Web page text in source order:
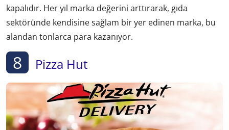
kapalıdır. Her yıl marka değerini arttırarak, gıda
sektöründe kendisine sağlam bir yer edinen marka, bu
alandan tonlarca para kazanıyor.
8 Pizza Hut